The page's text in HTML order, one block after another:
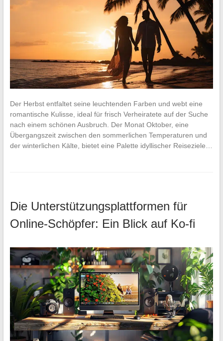
Der Herbst entfaltet seine leuchtenden Farben und webt eine
romantische Kulisse, ideal für frisch Verheiratete auf der Suche
nach einem schönen Ausbruch. Der Monat Oktober, eine
Übergangszeit zwischen den sommerlichen Temperaturen und
der winterlichen Kälte, bietet eine Palette idyllischer Reiseziele…
Die Unterstützungsplattformen für
Online-Schöpfer: Ein Blick auf Ko-fi